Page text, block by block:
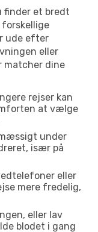
finder et bredt
ude efter
eller
matcher dine
rejser kan
at vælge
under
især på
eller
mere fredelig,
eller lav
blodet i gang